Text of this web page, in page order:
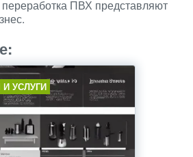
ПВХ представляют
УСЛУГИ